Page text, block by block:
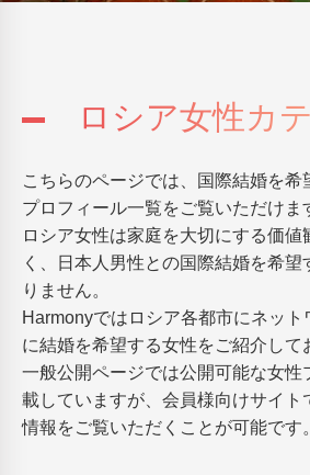
ロシア女性カ
こちらのページでは、国際結婚を希
プロフィール一覧をご覧いただけま
ロシア女性は家庭を大切にする価値
く、日本人男性との国際結婚を希望
りません。
Harmonyではロシア各都市にネット
に結婚を希望する女性をご紹介して
一般公開ページでは公開可能な女性
載していますが、会員様向けサイト
情報をご覧いただくことが可能です。